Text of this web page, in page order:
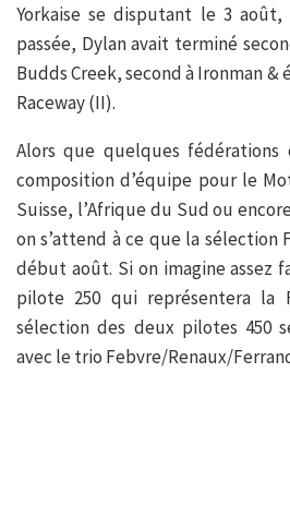
Yorkaise se disputant le 3 août,
passée, Dylan avait terminé
Budds Creek, second à Ironman &
Raceway (II).
Alors que quelques
composition d’équipe pour le
Suisse, l’Afrique du Sud ou
on s’attend à ce que la sélection
début août. Si on imagine assez
pilote 250 qui représentera la
sélection des deux pilotes 450
avec le trio Febvre/Renaux/